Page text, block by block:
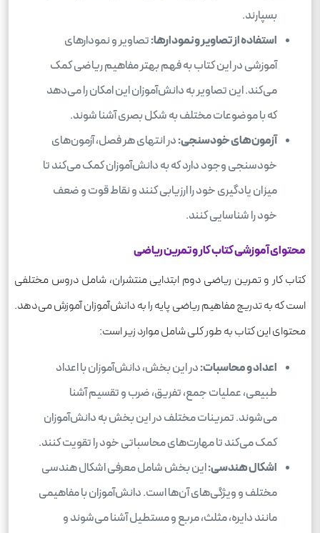
بسپارند.
استفاده از تصاویر و نمودارها:تصاویر و نمودارهای
آموزشی در این کتاب به فهم بهتر مفاهیم ریاضی کمک
می‌کند. این تصاویر به دانش‌آموزان این امکان را می‌دهد
که با موضوعات مختلف به شکل بصری آشنا شوند.
آزمون‌های خودسنجی:در انتهای هر فصل، آزمون‌های
خودسنجی وجود دارد که به دانش‌آموزان کمک می‌کند تا
میزان یادگیری خود را ارزیابی کنند و نقاط قوت و ضعف
خود را شناسایی کنند.
محتوای آموزشی کتاب کار و تمرین ریاضی
کتاب کار و تمرین ریاضی دوم ابتدایی منتشران، شامل دروس مختلفی
است که به تدریج مفاهیم ریاضی پایه را به دانش‌آموزان آموزش می‌دهد.
محتوای این کتاب به طور کلی شامل موارد زیر است:
اعداد و محاسبات:در این بخش، دانش‌آموزان با اعداد
طبیعی، عملیات جمع، تفریق، ضرب و تقسیم آشنا
می‌شوند. تمرینات مختلف در این بخش به دانش‌آموزان
کمک می‌کند تا مهارت‌های محاسباتی خود را تقویت کنند.
اشکال هندسی:این بخش شامل معرفی اشکال هندسی
مختلف و ویژگی‌های آن‌ها است. دانش‌آموزان با مفاهیمی
مانند دایره، مثلث، مربع و مستطیل آشنا می‌شوند و